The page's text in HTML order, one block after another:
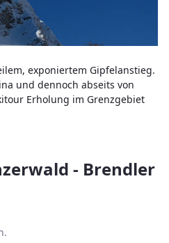
exponiertem Gipfelanstieg.
und dennoch abseits von
Erholung im Grenzgebiet
- Brendler